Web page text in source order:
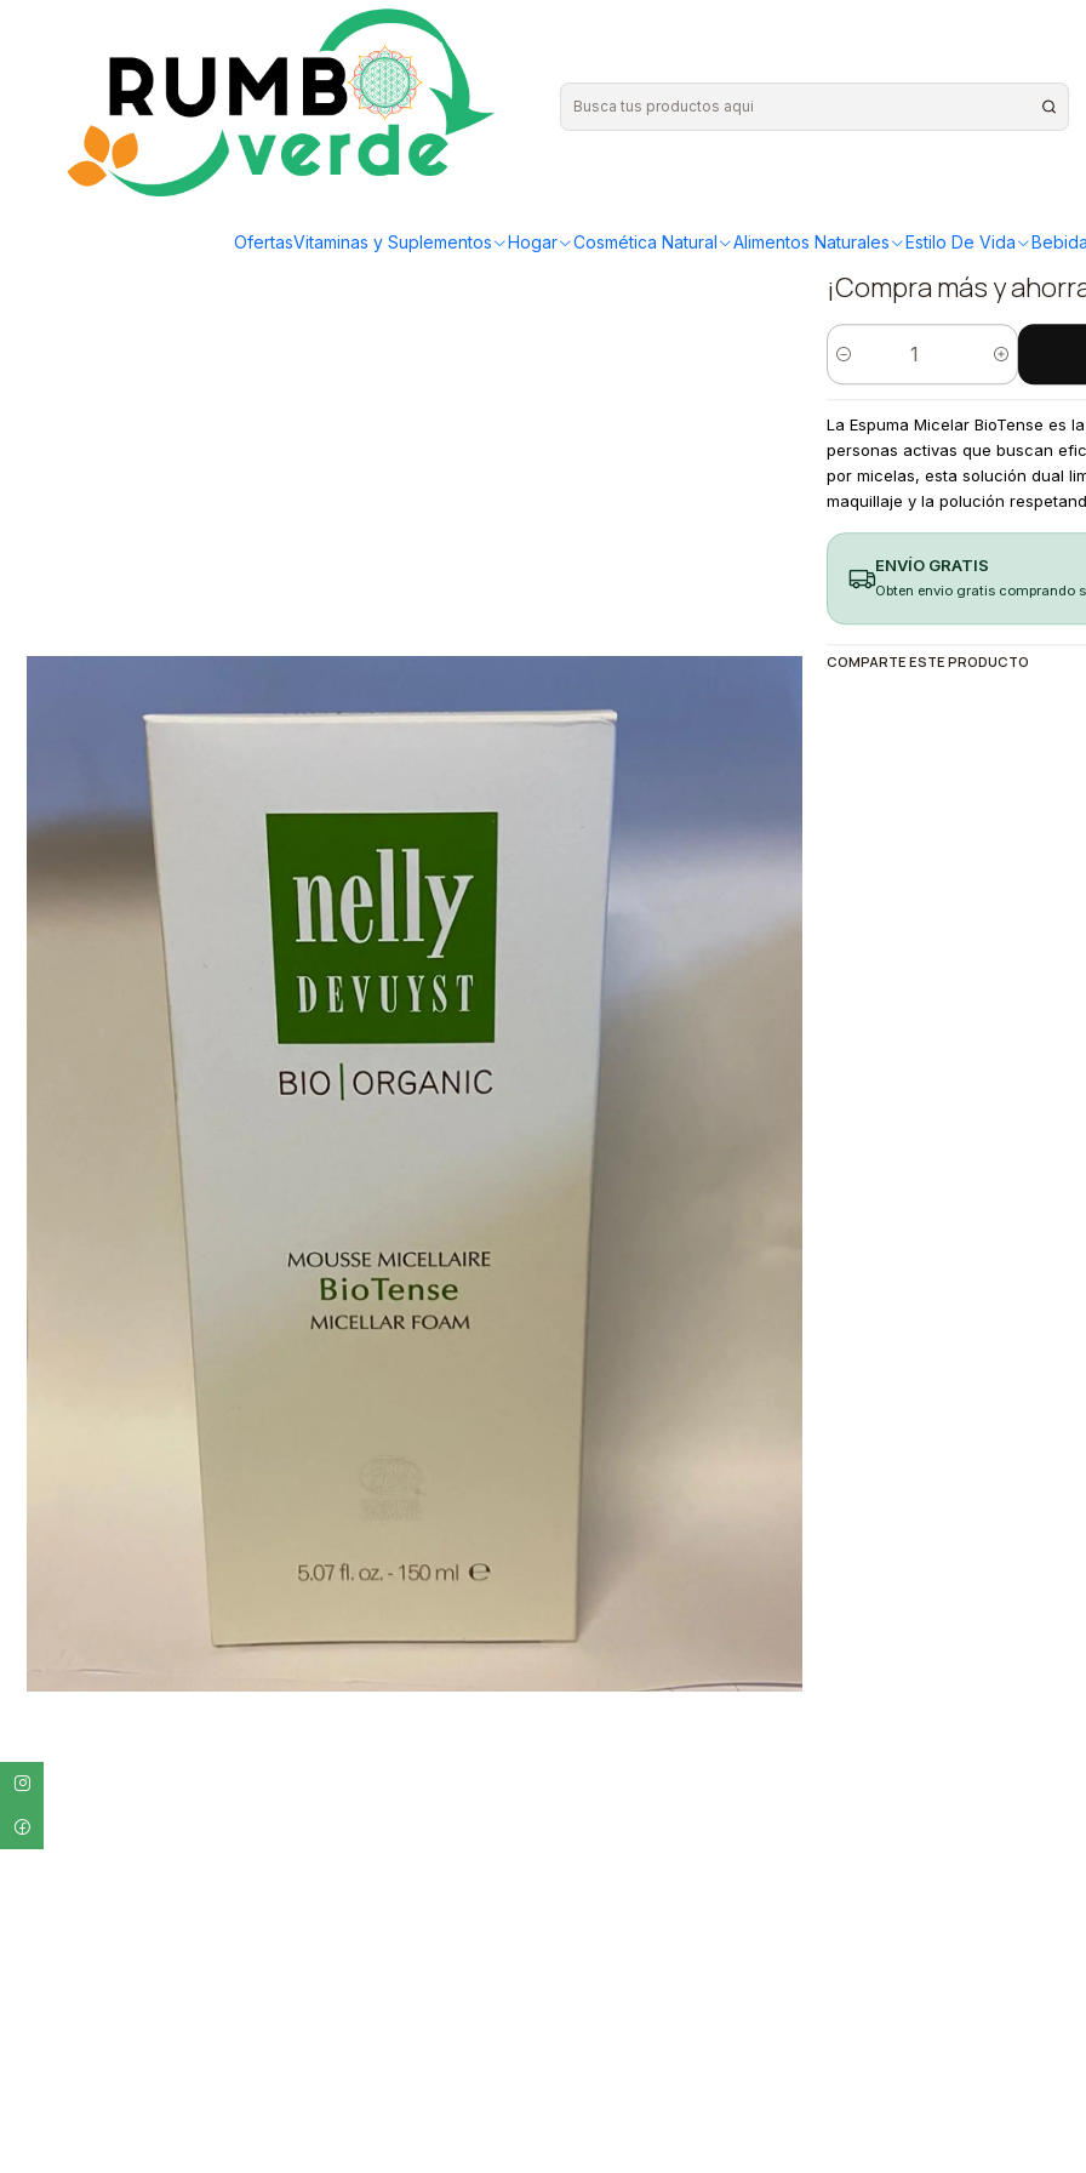
OfertasVitaminas y Suplementos Hogar Cosmética Natural Alimentos Naturales Estilo De Vida
Envío gratis por compras sobre los 59.990 en la provincia de Santiago
Natural Cosmetics Espuma Micelar 150ml Nelly De Vuyst
Vuyst
¡Compra más y
Quantity
La Espuma Micelar BioTense es
personas activas que buscan
por micelas, esta solución dual
maquillaje y la polución
ENVÍO GRATIS
Obten envio gratis comprando
COMPARTE ESTE PRODUCTO